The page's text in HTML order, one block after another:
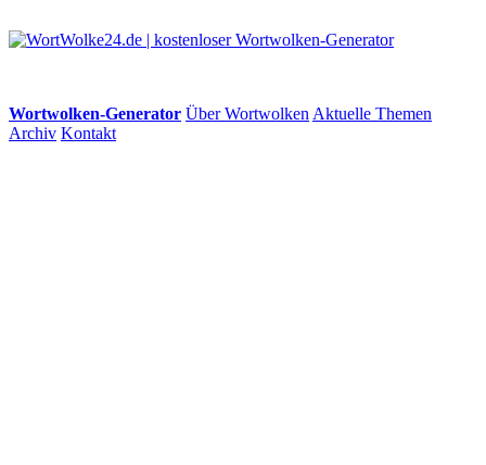
Wortwolken-Generator Über Wortwolken Aktuelle Themen
Archiv Kontakt